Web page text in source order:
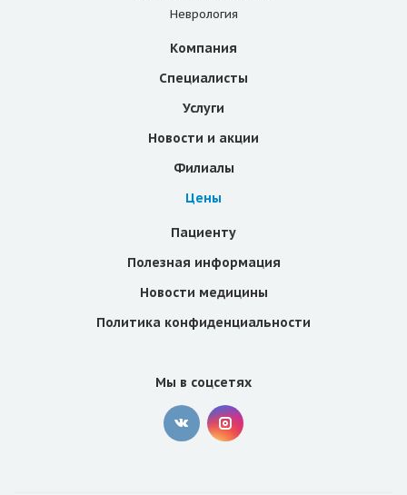
Неврология
Компания
Специалисты
Услуги
Новости и акции
Филиалы
Цены
Пациенту
Полезная информация
Новости медицины
Политика конфиденциальности
Мы в соцсетях